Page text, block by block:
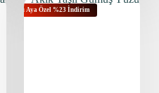
Bu Aya Özel %23 İndirim